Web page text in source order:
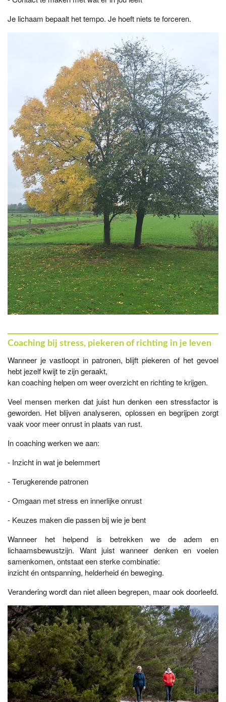
Je lichaam bepaalt het tempo. Je hoeft niets te forceren.
Coaching bij stress, piekeren of richting in je leven
Wanneer je vastloopt in patronen, blijft piekeren of het gevoel
hebt jezelf kwijt te zijn geraakt,
kan coaching helpen om weer overzicht en richting te krijgen.
Veel mensen merken dat juist hun denken een stressfactor is
geworden. Het blijven analyseren, oplossen en begrijpen zorgt
vaak voor meer onrust in plaats van rust.
In coaching werken we aan:
- Inzicht in wat je belemmert
- Terugkerende patronen
- Omgaan met stress en innerlijke onrust
- Keuzes maken die passen bij wie je bent
Wanneer het helpend is betrekken we de adem en
lichaamsbewustzijn. Want juist wanneer denken en voelen
samenkomen, ontstaat een sterke combinatie:
inzicht én ontspanning, helderheid én beweging.
Verandering wordt dan niet alleen begrepen, maar ook doorleefd.